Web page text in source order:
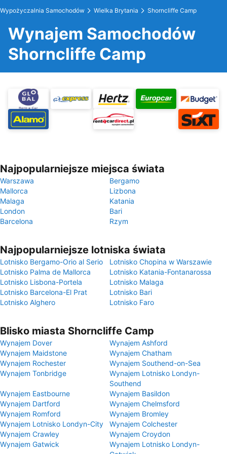
Wypożyczalnia Samochodów Wielka Brytania Shorncliffe Camp
Wynajem Samochodów
Shorncliffe Camp
Najpopularniejsze miejsca świata
Warszawa
Bergamo
Mallorca
Lizbona
Malaga
Katania
London
Bari
Barcelona
Rzym
Najpopularniejsze lotniska świata
Lotnisko Bergamo-Orio al Serio
Lotnisko Chopina w Warszawie
Lotnisko Palma de Mallorca
Lotnisko Katania-Fontanarossa
Lotnisko Lisbona-Portela
Lotnisko Malaga
Lotnisko Barcelona-El Prat
Lotnisko Bari
Lotnisko Alghero
Lotnisko Faro
Blisko miasta Shorncliffe Camp
Wynajem Dover
Wynajem Ashford
Wynajem Maidstone
Wynajem Chatham
Wynajem Rochester
Wynajem Southend-on-Sea
Wynajem Tonbridge
Wynajem Lotnisko Londyn-
Southend
Wynajem Eastbourne
Wynajem Basildon
Wynajem Dartford
Wynajem Chelmsford
Wynajem Romford
Wynajem Bromley
Wynajem Lotnisko Londyn-City
Wynajem Colchester
Wynajem Crawley
Wynajem Croydon
Wynajem Gatwick
Wynajem Lotnisko Londyn-